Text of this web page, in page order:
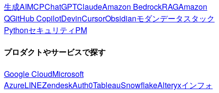
生成AIMCPChatGPTClaudeAmazon BedrockRAGAmazon
QGitHub CopilotDevinCursorObsidianモダンデータスタック
PythonセキュリティPM
プロダクトやサービスで探す
Google CloudMicrosoft
AzureLINEZendeskAuth0TableauSnowflakeAlteryxインフォ